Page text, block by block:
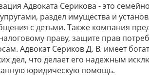
Адвоката Серикова - это
раздел имущества и
с детьми. Также компания
праву, защите прав
Адвокат Сериков Д. В. имеет
дел, что делает его надежным
юридическую помощь.